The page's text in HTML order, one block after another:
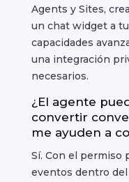
Agents y Sites,
un chat widget a
capacidades
una integración
necesarios.
¿El agente
convertir
me ayuden a
Sí. Con el permiso
eventos dentro